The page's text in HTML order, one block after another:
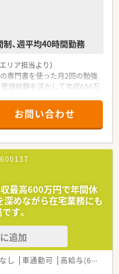
、週平均40時間勤務
リア担当より）
専門書を使った月2回の勉強
理経験を活かして年収650万
あり、多科目の処方箋を1日
剤薬局です。
たる医療機関の処方箋を面
得できます。
設への配達業務も行ってお
がいがあります。
いる地域密着型の老舗調剤薬
展開しています。
線に立って勤務しており、
考えています。
お問い合わせ
600137
収最高600万円で年間休
深めながら在宅業務にも
す。
追加
し 車通勤可 高給与(600万円以上)